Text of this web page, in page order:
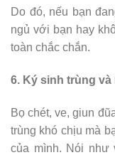
Do đó, nếu bạn
ngủ với bạn hay
toàn chắc chắn.
6. Ký sinh trùng và
Bọ chét, ve, giun
trùng khó chịu mà
của mình. Nói như